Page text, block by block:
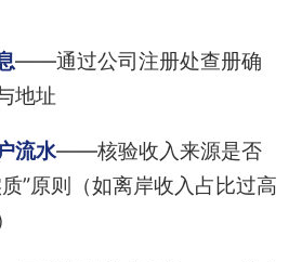
——通过公司注册处查册确
地址
流水——核验收入来源是否
”原则（如离岸收入占比过高